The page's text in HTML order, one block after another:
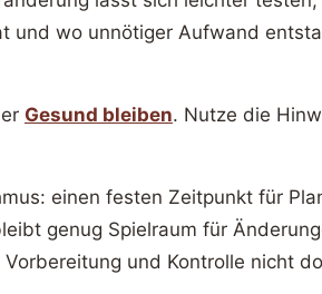
wo unnötiger Aufwand
Gesund bleiben. Nutze die
einen festen Zeitpunkt für
genug Spielraum für
und Kontrolle nicht